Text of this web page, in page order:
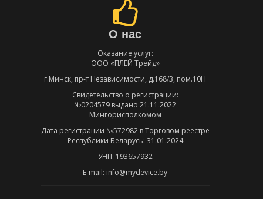
О нас
Оказание услуг:
ООО «ПЛЕЙ Трейд»
г.Минск, пр-т Независимости, д.168/3, пом.10Н
Свидетельство о регистрации:
№0204579 выдано 21.11.2022
Мингорисполкомом
Дата регистрации №572982 в Торговом реестре
Республики Беларусь: 31.01.2024
УНП: 193657932
E-mail: info@mydevice.by